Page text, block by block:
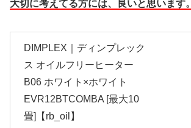
大切に考えてる方には、良いと思います。
DIMPLEX｜ディンプレック
ス オイルフリーヒーター
B06 ホワイト×ホワイト
EVR12BTCOMBA [最大10
畳]【rb_oil】